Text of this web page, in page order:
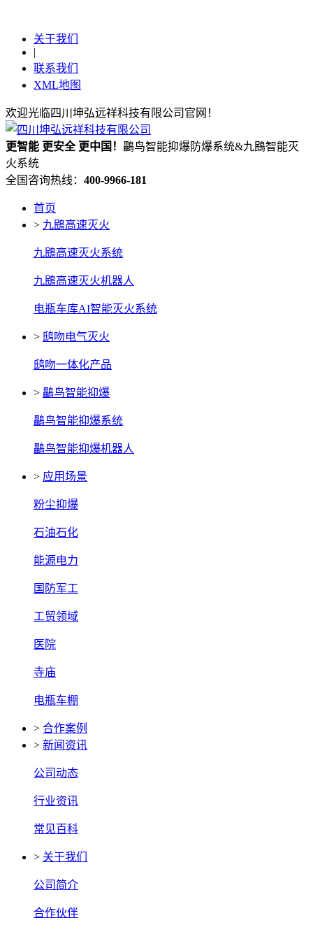
关于我们
|
联系我们
XML地图
欢迎光临四川坤弘远祥科技有限公司官网！
更智能 更安全更中国！ 鸓鸟智能抑爆防爆系统&九鴖智能灭
火系统
全国咨询热线： 400-9966-181
首页
> 九鴖高速灭火
九鴖高速灭火系统
九鴖高速灭火机器人
电瓶车库AI智能灭火系统
> 鸱吻电气灭火
鸱吻一体化产品
> 鸓鸟智能抑爆
鸓鸟智能抑爆系统
鸓鸟智能抑爆机器人
> 应用场景
粉尘抑爆
石油石化
能源电力
国防军工
工贸领域
医院
寺庙
电瓶车棚
> 合作案例
> 新闻资讯
公司动态
行业资讯
常见百科
> 关于我们
公司简介
合作伙伴